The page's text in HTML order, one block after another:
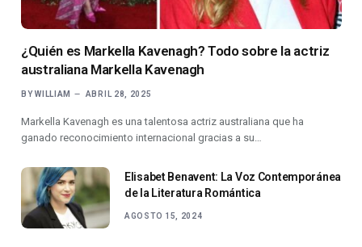
¿Quién es Markella Kavenagh? Todo sobre la actriz
australiana Markella Kavenagh
BY WILLIAM ABRIL 28, 2025
Markella Kavenagh es una talentosa actriz australiana que ha
ganado reconocimiento internacional gracias a su…
Elisabet Benavent: La Voz Contemporánea
de la Literatura Romántica
AGOSTO 15, 2024